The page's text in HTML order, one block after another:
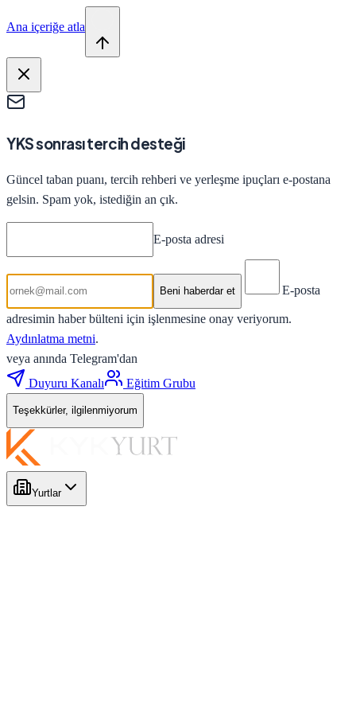
Ana içeriğe atla
YKS sonrası tercih desteği
Güncel taban puanı, tercih rehberi ve yerleşme ipuçları e-postana
gelsin. Spam yok, istediğin an çık.
E-posta adresi
Beni haberdar et E-posta
adresimin haber bülteni için işlenmesine onay veriyorum.
Aydınlatma metni.
veya anında Telegram'dan
Duyuru Kanalı
Eğitim Grubu
Teşekkürler, ilgilenmiyorum
Yurtlar